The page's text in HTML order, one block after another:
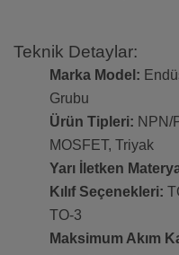
Teknik Detaylar:
Marka Model:
Grubu
Ürün Tipleri: NPN/
MOSFET, Triyak
Yarı İletken
Kılıf Seçenekleri:
TO-3
Maksimum Akım